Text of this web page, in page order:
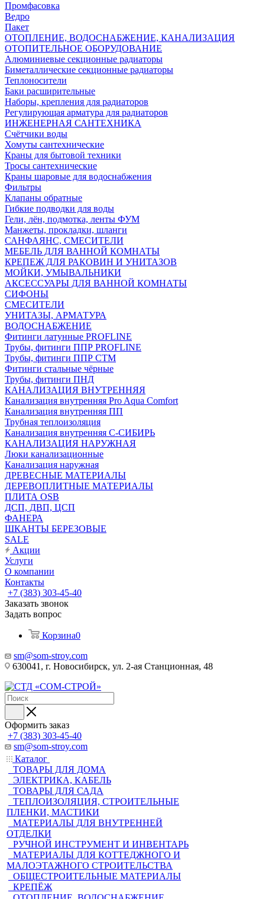
Промфасовка
Ведро
Пакет
ОТОПЛЕНИЕ, ВОДОСНАБЖЕНИЕ, КАНАЛИЗАЦИЯ
ОТОПИТЕЛЬНОЕ ОБОРУДОВАНИЕ
Алюминиевые секционные радиаторы
Биметаллические секционные радиаторы
Теплоносители
Баки расширительные
Наборы, крепления для радиаторов
Регулирующая арматура для радиаторов
ИНЖЕНЕРНАЯ САНТЕХНИКА
Счётчики воды
Хомуты сантехнические
Краны для бытовой техники
Тросы сантехнические
Краны шаровые для водоснабжения
Фильтры
Клапаны обратные
Гибкие подводки для воды
Гели, лён, подмотка, ленты ФУМ
Манжеты, прокладки, шланги
САНФАЯНС, СМЕСИТЕЛИ
МЕБЕЛЬ ДЛЯ ВАННОЙ КОМНАТЫ
КРЕПЕЖ ДЛЯ РАКОВИН И УНИТАЗОВ
МОЙКИ, УМЫВАЛЬНИКИ
АКСЕССУАРЫ ДЛЯ ВАННОЙ КОМНАТЫ
СИФОНЫ
СМЕСИТЕЛИ
УНИТАЗЫ, АРМАТУРА
ВОДОСНАБЖЕНИЕ
Фитинги латунные PROFLINE
Трубы, фитинги ППР PROFLINE
Трубы, фитинги ППР СТМ
Фитинги стальные чёрные
Трубы, фитинги ПНД
КАНАЛИЗАЦИЯ ВНУТРЕННЯЯ
Канализация внутренняя Pro Aqua Comfort
Канализация внутренняя ПП
Трубная теплоизоляция
Канализация внутренняя С-СИБИРЬ
КАНАЛИЗАЦИЯ НАРУЖНАЯ
Люки канализационные
Канализация наружная
ДРЕВЕСНЫЕ МАТЕРИАЛЫ
ДЕРЕВОПЛИТНЫЕ МАТЕРИАЛЫ
ПЛИТА OSB
ДСП, ДВП, ЦСП
ФАНЕРА
ШКАНТЫ БЕРЕЗОВЫЕ
SALE
Акции
Услуги
О компании
Контакты
+7 (383) 303-45-40
Заказать звонок
Задать вопрос
Корзина0
sm@som-stroy.com
630041, г. Новосибирск, ул. 2-ая Станционная, 48
Оформить заказ
+7 (383) 303-45-40
sm@som-stroy.com
Каталог
ТОВАРЫ ДЛЯ ДОМА
ЭЛЕКТРИКА, КАБЕЛЬ
ТОВАРЫ ДЛЯ САДА
ТЕПЛОИЗОЛЯЦИЯ, СТРОИТЕЛЬНЫЕ
ПЛЕНКИ, МАСТИКИ
МАТЕРИАЛЫ ДЛЯ ВНУТРЕННЕЙ
ОТДЕЛКИ
РУЧНОЙ ИНСТРУМЕНТ И ИНВЕНТАРЬ
МАТЕРИАЛЫ ДЛЯ КОТТЕДЖНОГО И
МАЛОЭТАЖНОГО СТРОИТЕЛЬСТВА
ОБЩЕСТРОИТЕЛЬНЫЕ МАТЕРИАЛЫ
КРЕПЁЖ